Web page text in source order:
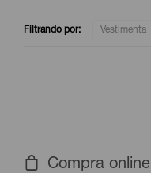
Filtrando por: Vestimenta
Compra